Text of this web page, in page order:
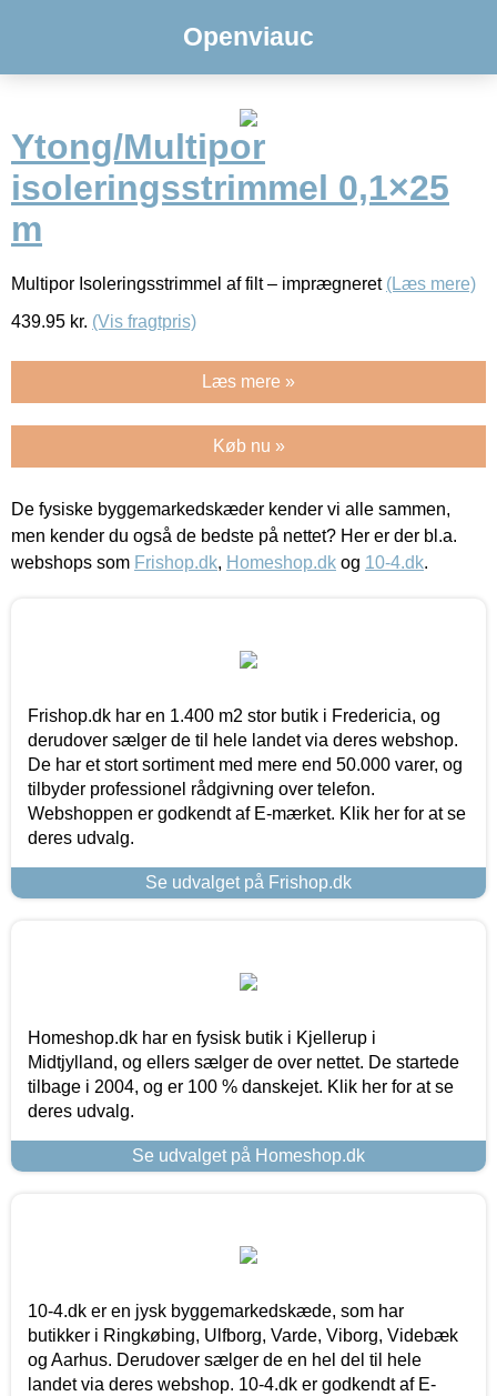
Openviauc
Ytong/Multipor
isoleringsstrimmel 0,1×25
m
Multipor Isoleringsstrimmel af filt – imprægneret (Læs mere)
439.95 kr. (Vis fragtpris)
Læs mere »
Køb nu »
De fysiske byggemarkedskæder kender vi alle sammen,
men kender du også de bedste på nettet? Her er der bl.a.
webshops som Frishop.dk, Homeshop.dk og 10-4.dk.
Frishop.dk har en 1.400 m2 stor butik i Fredericia, og
derudover sælger de til hele landet via deres webshop.
De har et stort sortiment med mere end 50.000 varer, og
tilbyder professionel rådgivning over telefon.
Webshoppen er godkendt af E-mærket. Klik her for at se
deres udvalg.
Se udvalget på Frishop.dk
Homeshop.dk har en fysisk butik i Kjellerup i
Midtjylland, og ellers sælger de over nettet. De startede
tilbage i 2004, og er 100 % danskejet. Klik her for at se
deres udvalg.
Se udvalget på Homeshop.dk
10-4.dk er en jysk byggemarkedskæde, som har
butikker i Ringkøbing, Ulfborg, Varde, Viborg, Videbæk
og Aarhus. Derudover sælger de en hel del til hele
landet via deres webshop. 10-4.dk er godkendt af E-